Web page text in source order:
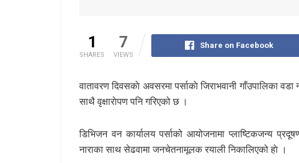
1
SHARES
7
VIEWS
Share on Facebook
वातावरण दिवसकाे अवसरमा पर्साकाे जिराभवानी गाँउपालिका
साथै वृक्षाराेपण पनि गरिएको छ ।
डिभिजन वन कार्यालय पर्साको आयोजनामा प्लाष्टिकजन्य
नाराका साथ सेढवामा जनचेतनामूलक रयाली निकालिएको हाे ।